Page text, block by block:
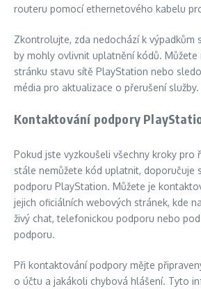
routeru pomocí ethernetového kabelu
Zkontrolujte, zda nedochází k výpadkům
by mohly ovlivnit uplatnění kódů. Můžete
stránku stavu sítě PlayStation nebo
média pro aktualizace o přerušení služby.
Kontaktování podpory
Pokud jste vyzkoušeli všechny kroky pro
stále nemůžete kód uplatnit, doporučuje
podporu PlayStation. Můžete je
jejich oficiálních webových stránek, kde
živý chat, telefonickou podporu nebo
podporu.
Při kontaktování podpory mějte
o účtu a jakákoli chybová hlášení. Tyto